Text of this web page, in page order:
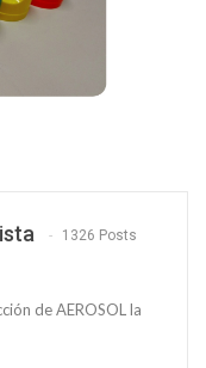
1326 Posts
de AEROSOL la